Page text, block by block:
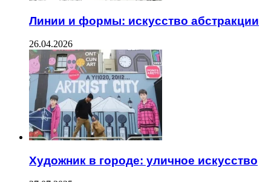
Линии и формы: искусство абстракции
26.04.2026
Художник в городе: уличное искусство